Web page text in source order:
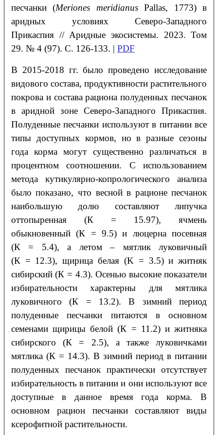
песчанки(Meriones meridianusPallas, 1773) в
аридных условиях Северо-Западного
Прикаспия // Аридные экосистемы. 2023. Том
29. № 4 (97). С. 126-133. | PDF
В 2015-2018 гг. было проведено исследование
видового состава, продуктивности растительного
покрова и состава рациона полуденных песчанок
в аридной зоне Северо-Западного Прикаспия.
Полуденные песчанки используют в питании все
типы доступных кормов, но в разные сезоны
года корма могут существенно различаться в
процентном соотношении. С использованием
метода кутикулярно-копрологического анализа
было показано, что весной в рационе песчанок
наибольшую долю составляют липучка
оттопыренная (К = 15.97), ячмень
обыкновенный (К = 9.5) и люцерна посевная
(К = 5.4), а летом – мятлик луковичный
(К = 12.3), щирица белая (K = 3.5) и житняк
сибирский (К = 4.3). Осенью высокие показатели
избирательности характерны для мятлика
луковичного (К = 13.2). В зимний период
полуденные песчанки питаются в основном
семенами щирицы белой (К = 11.2) и житняка
сибирского (К = 2.5), а также луковичками
мятлика (К = 14.3). В зимний период в питании
полуденных песчанок практически отсутствует
избирательность в питании и они используют все
доступные в данное время года корма. В
основном рацион песчанки составляют виды
ксерофитной растительности.